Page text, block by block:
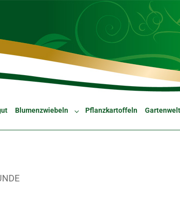
Blumenzwiebeln Submenu for "Blumenzwiebeln"
Pflanzkartoffeln Gartenwelt